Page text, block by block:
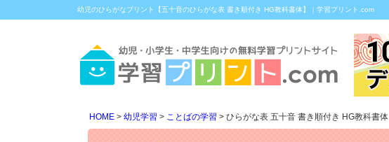
幼児のひらがなプリント【五十音のひらがな表 書き順付き HG教科書体】｜学習プリント.com
HOME 幼児学習 ことばの学習 ひらがな表 五十音 書き順付き HG教科書体